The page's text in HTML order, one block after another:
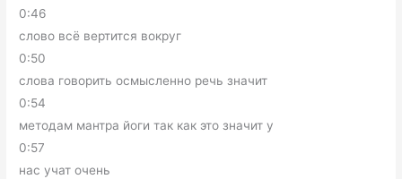
0:46
слово всё вертится вокруг
0:50
слова говорить осмысленно речь значит
0:54
методам мантра йоги так как это значит у
0:57
нас учат очень